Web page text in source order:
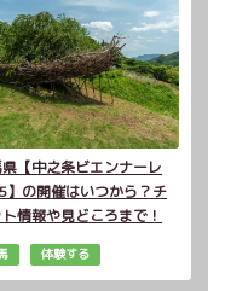
【中之条ビエンナーレ
】の開催はいつから？チ
情報や見どころまで！
体験する